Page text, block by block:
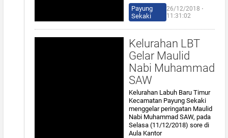
Payung
Sekaki
26/12/2018 ⋅
11:31:02
Kelurahan LBT
Gelar Maulid
Nabi Muhammad
SAW
Kelurahan Labuh Baru Timur
Kecamatan Payung Sekaki
menggelar peringatan Maulid
Nabi Muhammad SAW, pada
Selasa (11/12/2018) sore di
Aula Kantor